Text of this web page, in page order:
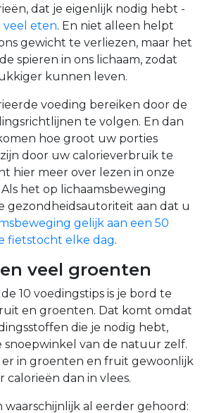
dat je eigenlijk nodig hebt -
veel eten. En niet alleen helpt
gewicht te verliezen, maar het
spieren in ons lichaam, zodat
kunnen leven.
voeding bereiken door de
te volgen. En dan
hoe groot uw porties
door uw calorieverbruik te
hier meer over lezen in onze
Als het op lichaamsbeweging
gezondheidsautoriteit aan dat u
gelijk aan een 50
fietstocht elke dag.
veel groenten
10 voedingstips is je bord te
en groenten. Dat komt omdat
die je nodig hebt,
snoepwinkel van de natuur zelf.
er in groenten en fruit gewoonlijk
calorieën dan in vlees.
waarschijnlijk al eerder gehoord: